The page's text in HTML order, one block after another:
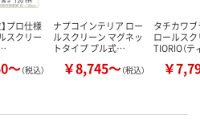
プロ仕様
スクリー
～（税込）
ナプコインテリア ロー
ルスクリーン マグネッ
トタイプ プル式…
￥8,745～（税込）
タチカワ
ロールス
TIORIO（
￥